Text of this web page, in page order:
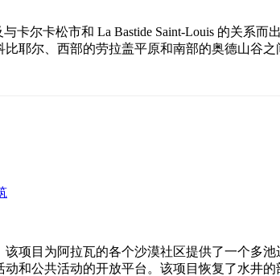
卡尔卡松市和 La Bastide Saint-Louis 的关系
耶尔、西部的劳拉盖平原和南部的奥德山谷
项目为阿拉瓦的各个沙漠社区提供了一个多
和公共活动的开放平台。该项目恢复了水井